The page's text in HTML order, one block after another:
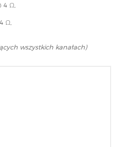
4 Ω,
Ω,
wszystkich kanałach)